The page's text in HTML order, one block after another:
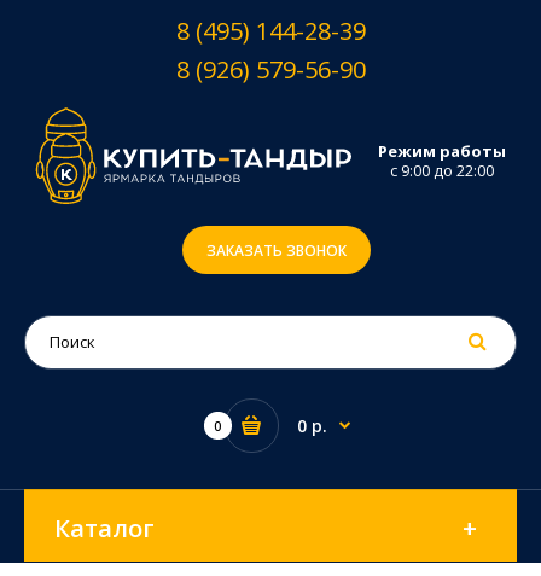
8 (495) 144-28-39
8 (926) 579-56-90
Режим работы
с 9:00 до 22:00
ЗАКАЗАТЬ ЗВОНОК
0 0 р.
Каталог